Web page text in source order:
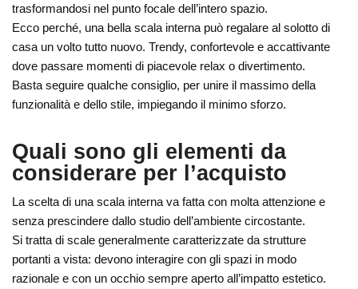
trasformandosi nel punto focale dell’intero spazio.
Ecco perché, una bella scala interna può regalare al solotto di
casa un volto tutto nuovo. Trendy, confortevole e accattivante
dove passare momenti di piacevole relax o divertimento.
Basta seguire qualche consiglio, per unire il massimo della
funzionalità e dello stile, impiegando il minimo sforzo.
Quali sono gli elementi da
considerare per l’acquisto
La scelta di una scala interna va fatta con molta attenzione e
senza prescindere dallo studio dell’ambiente circostante.
Si tratta di scale generalmente caratterizzate da strutture
portanti a vista: devono interagire con gli spazi in modo
razionale e con un occhio sempre aperto all’impatto estetico.